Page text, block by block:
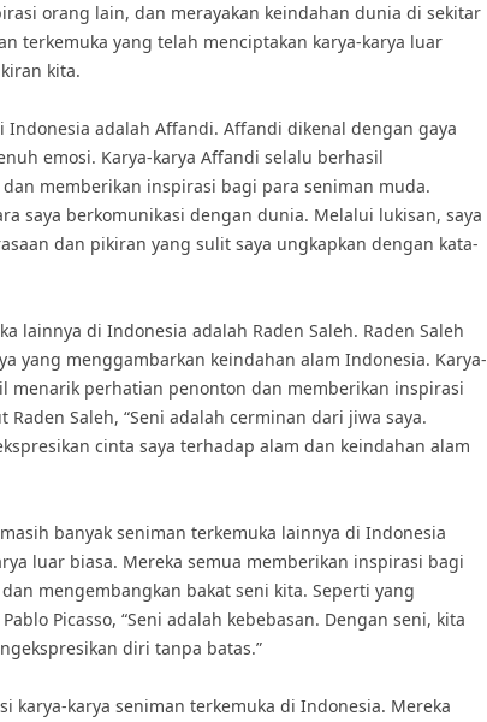
orang lain, dan merayakan keindahan dunia di sekitar
terkemuka yang telah menciptakan karya-karya luar
kita.
Indonesia adalah Affandi. Affandi dikenal dengan gaya
emosi. Karya-karya Affandi selalu berhasil
memberikan inspirasi bagi para seniman muda.
saya berkomunikasi dengan dunia. Melalui lukisan, saya
dan pikiran yang sulit saya ungkapkan dengan kata-
lainnya di Indonesia adalah Raden Saleh. Raden Saleh
yang menggambarkan keindahan alam Indonesia. Karya-
menarik perhatian penonton dan memberikan inspirasi
Saleh, “Seni adalah cerminan dari jiwa saya.
cinta saya terhadap alam dan keindahan alam
banyak seniman terkemuka lainnya di Indonesia
luar biasa. Mereka semua memberikan inspirasi bagi
mengembangkan bakat seni kita. Seperti yang
Picasso, “Seni adalah kebebasan. Dengan seni, kita
diri tanpa batas.”
karya-karya seniman terkemuka di Indonesia. Mereka